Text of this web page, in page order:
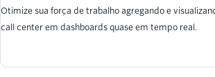
Otimize sua força de trabalho agregando e
call center em dashboards quase em tempo real.